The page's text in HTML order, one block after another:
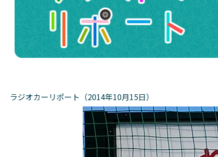
ラジオカーリポート（2014年10月15日）